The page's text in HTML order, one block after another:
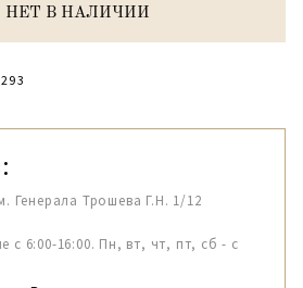
НЕТ В НАЛИЧИИ
Генерала Трошева Г.Н. 1/12
с 6:00-16:00. Пн, вт, чт, пт, сб - с